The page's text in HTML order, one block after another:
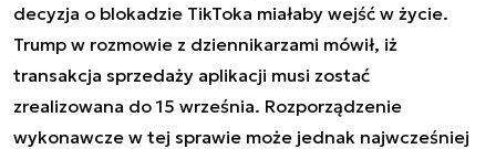
decyzja o blokadzie TikToka miałaby wejść w życie.
Trump w rozmowie z dziennikarzami mówił, iż
transakcja sprzedaży aplikacji musi zostać
zrealizowana do 15 września. Rozporządzenie
wykonawcze w tej sprawie może jednak najwcześniej